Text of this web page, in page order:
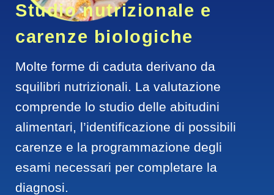
Studio nutrizionale e
carenze biologiche
Molte forme di caduta derivano da
squilibri nutrizionali. La valutazione
comprende lo studio delle abitudini
alimentari, l’identificazione di possibili
carenze e la programmazione degli
esami necessari per completare la
diagnosi.